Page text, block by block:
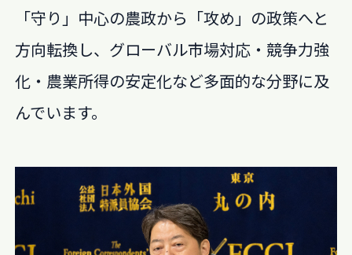
「守り」中心の農政から「攻め」の政策へと
方向転換し、グローバル市場対応・競争力強
化・農業所得の安定化など多面的な分野に及
んでいます。